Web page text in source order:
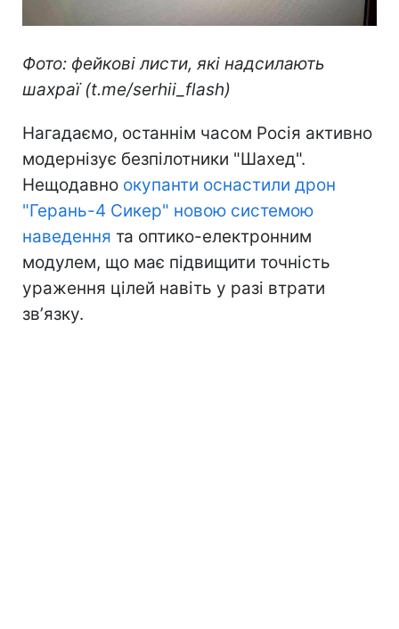
Фото: фейкові листи, які надсилають
шахраї (t.me/serhii_flash)
Нагадаємо, останнім часом Росія активно
модернізує безпілотники "Шахед".
Нещодавно окупанти оснастили дрон
"Герань-4 Сикер" новою системою
наведення та оптико-електронним
модулем, що має підвищити точність
ураження цілей навіть у разі втрати
звʼязку.